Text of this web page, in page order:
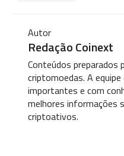
Autor
Redação Coinext
Conteúdos preparados
criptomoedas. A
importantes e com
melhores informações
criptoativos.